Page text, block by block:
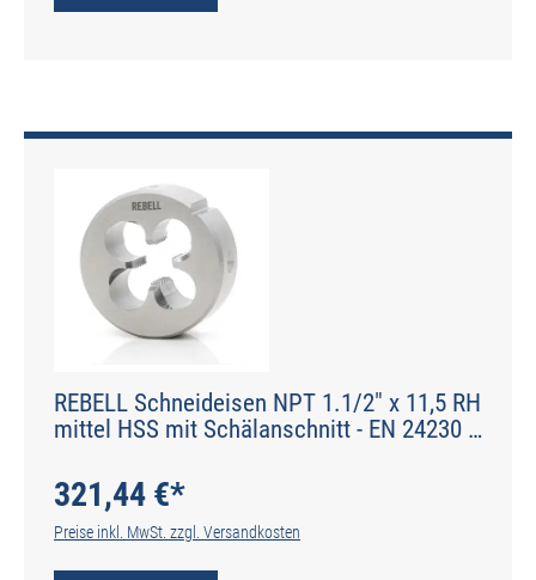
REBELL Schneideisen NPT 1.1/2" x 11,5 RH
mittel HSS mit Schälanschnitt - EN 24230 -
321,44 €*
Preise inkl. MwSt. zzgl. Versandkosten